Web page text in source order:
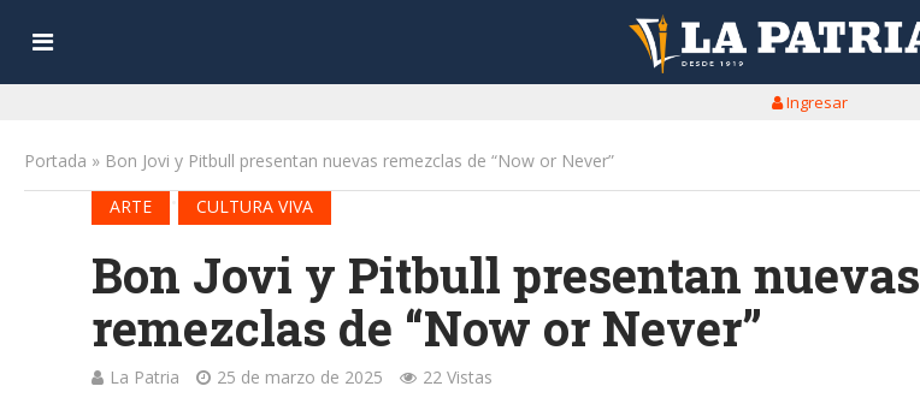
Ingresar
Portada » Bon Jovi y Pitbull presentan nuevas remezclas de “Now or Never”
ARTE
CULTURA VIVA
Bon Jovi y Pitbull presentan nuevas
remezclas de “Now or Never”
La Patria 25 de marzo de 2025 22 Vistas